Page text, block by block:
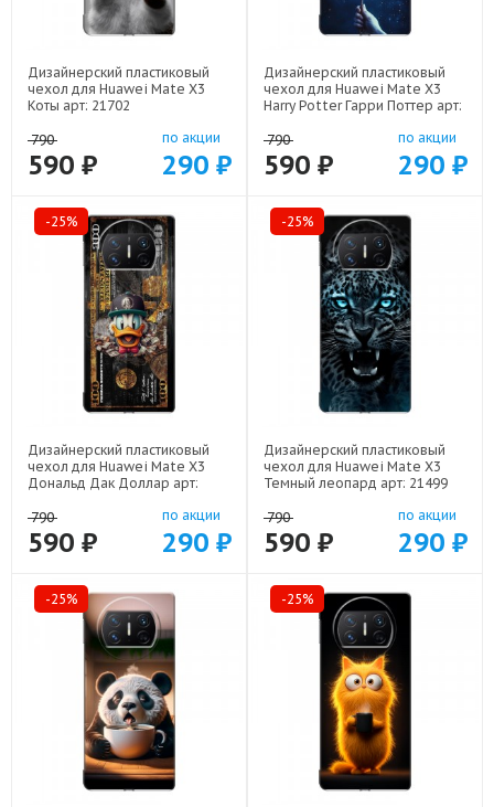
Дизайнерский пластиковый
чехол для Huawei Mate X3
Коты арт: 21702
790
590 ₽
по акции
290 ₽
Дизайнерский пластиковый
чехол для Huawei Mate X3
Harry Potter Гарри Поттер арт:
790
590 ₽
по акции
290 ₽
-25%
Дизайнерский пластиковый
чехол для Huawei Mate X3
Дональд Дак Доллар арт:
790
590 ₽
по акции
290 ₽
-25%
Дизайнерский пластиковый
чехол для Huawei Mate X3
Темный леопард арт: 21499
790
590 ₽
по акции
290 ₽
-25% -25%